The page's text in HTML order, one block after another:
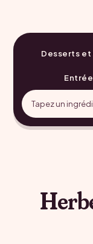
Desserts